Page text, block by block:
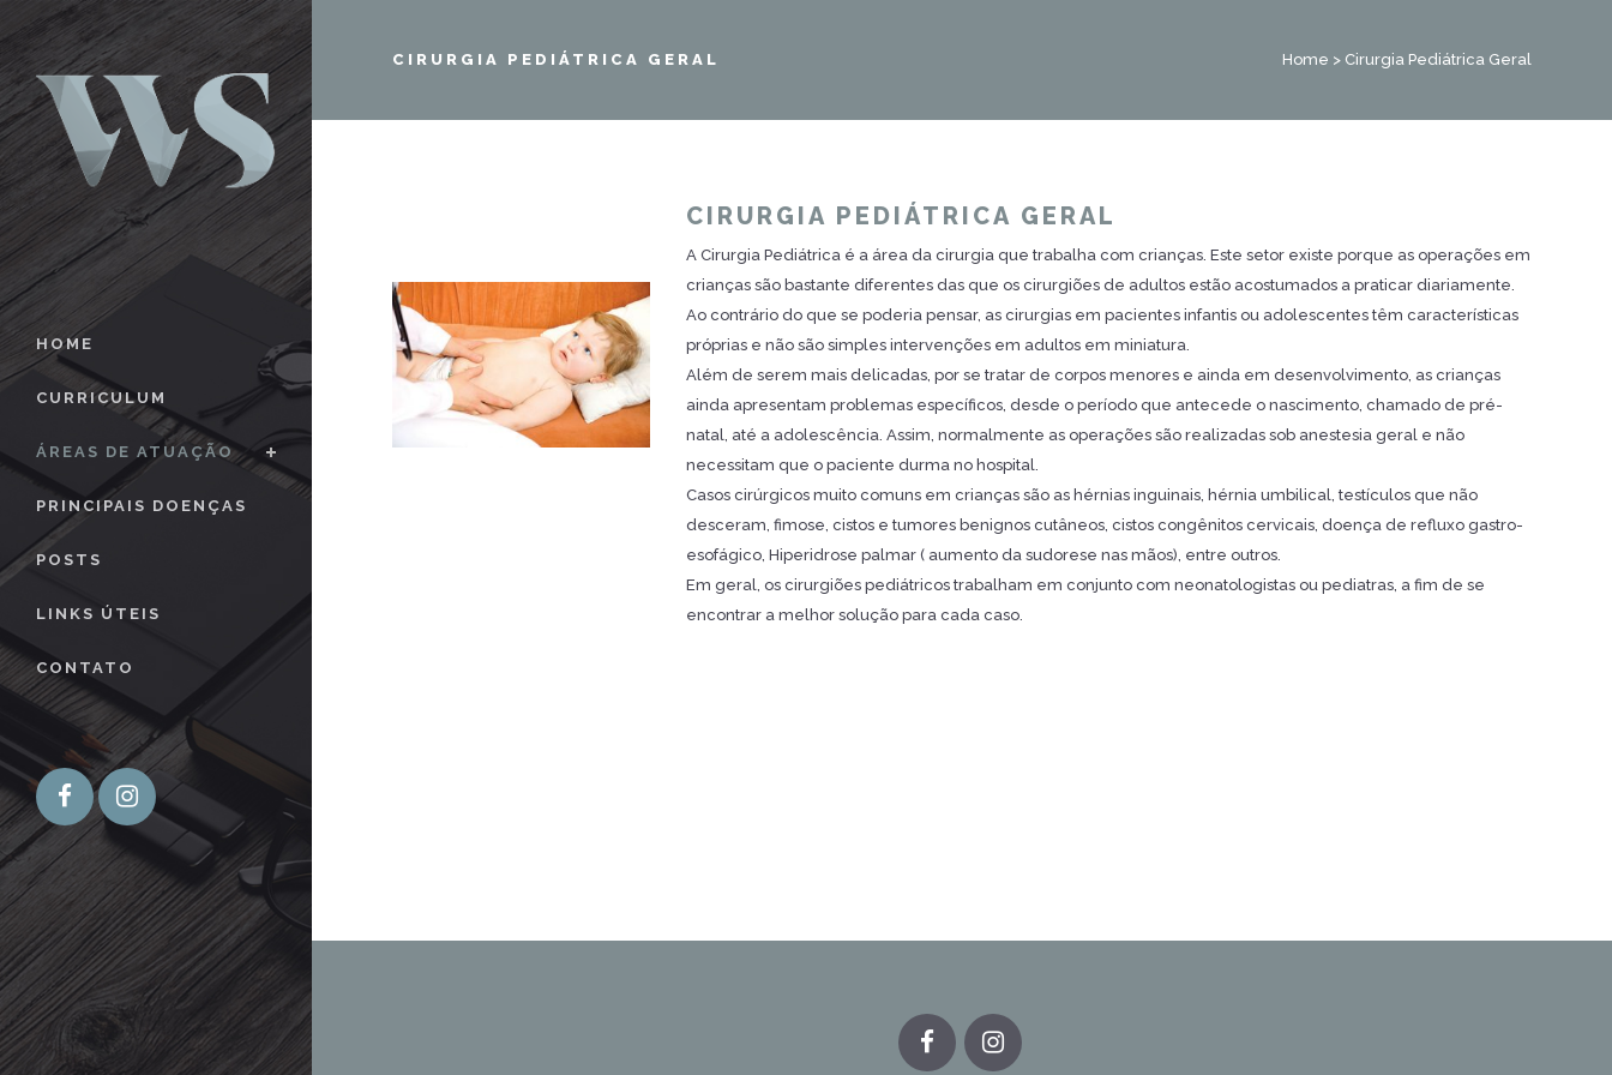
HOME
CURRICULUM
ÁREAS DE ATUAÇÃO
PRINCIPAIS DOENÇAS
POSTS
LINKS ÚTEIS
CONTATO
CIRURGIA PEDIÁTRICA GERAL Home > Cirurgia Pediátrica Geral
CIRURGIA PEDIÁTRICA GERAL
A Cirurgia Pediátrica é a área da cirurgia que trabalha com crianças. Este setor existe porque as operações em
crianças são bastante diferentes das que os cirurgiões de adultos estão acostumados a praticar diariamente.
Ao contrário do que se poderia pensar, as cirurgias em pacientes infantis ou adolescentes têm características
próprias e não são simples intervenções em adultos em miniatura.
Além de serem mais delicadas, por se tratar de corpos menores e ainda em desenvolvimento, as crianças
ainda apresentam problemas específicos, desde o período que antecede o nascimento, chamado de pré-
natal, até a adolescência. Assim, normalmente as operações são realizadas sob anestesia geral e não
necessitam que o paciente durma no hospital.
Casos cirúrgicos muito comuns em crianças são as hérnias inguinais, hérnia umbilical, testículos que não
desceram, fimose, cistos e tumores benignos cutâneos, cistos congênitos cervicais, doença de refluxo gastro-
esofágico, Hiperidrose palmar ( aumento da sudorese nas mãos), entre outros.
Em geral, os cirurgiões pediátricos trabalham em conjunto com neonatologistas ou pediatras, a fim de se
encontrar a melhor solução para cada caso.